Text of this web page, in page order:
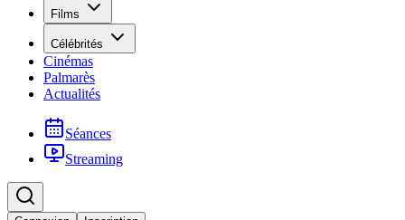
Films
Célébrités
Cinémas
Palmarès
Actualités
Séances
Streaming